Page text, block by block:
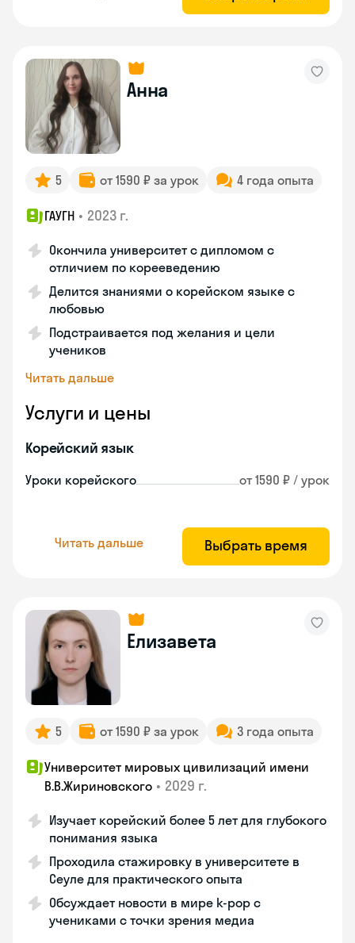
Анна
5 от 1590 ₽ за урок 4 года опыта
ГАУГН • 2023 г.
Окончила университет с дипломом с
отличием по корееведению
Делится знаниями о корейском языке с
любовью
Подстраивается под желания и цели
учеников
Читать дальше
Услуги и цены
Корейский язык
Уроки корейского от 1590 ₽ / урок
Читать дальше Выбрать время
Елизавета
5 от 1590 ₽ за урок 3 года опыта
Университет мировых цивилизаций имени
В.В.Жириновского • 2029 г.
Изучает корейский более 5 лет для глубокого
понимания языка
Проходила стажировку в университете в
Сеуле для практического опыта
Обсуждает новости в мире k-pop с
учениками с точки зрения медиа